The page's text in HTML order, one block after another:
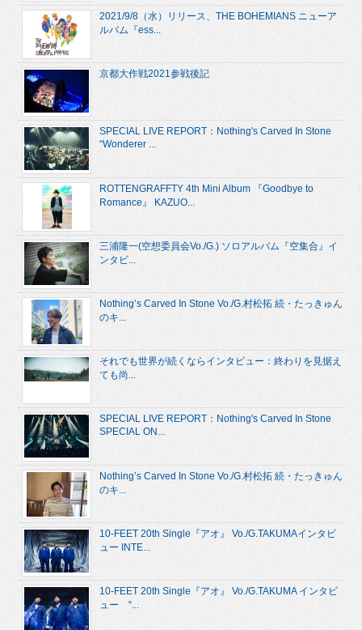
2021/9/8（水）リリース、THE BOHEMIANS ニューア
ルバム『ess...
京都大作戦2021参戦後記
SPECIAL LIVE REPORT：Nothing's Carved In Stone
“Wonderer ...
ROTTENGRAFFTY 4th Mini Album 『Goodbye to
Romance』 KAZUO...
三浦隆一(空想委員会Vo./G.) ソロアルバム『空集合』イ
ンタビ...
Nothing’s Carved In Stone Vo./G.村松拓 続・たっきゅん
のキ...
それでも世界が続くならインタビュー：終わりを見据え
ても尚...
SPECIAL LIVE REPORT：Nothing's Carved In Stone
SPECIAL ON...
Nothing’s Carved In Stone Vo./G.村松拓 続・たっきゅん
のキ...
10-FEET 20th Single『アオ』 Vo./G.TAKUMAインタビ
ュー INTE...
10-FEET 20th Single『アオ』 Vo./G.TAKUMA インタビ
ュー “...